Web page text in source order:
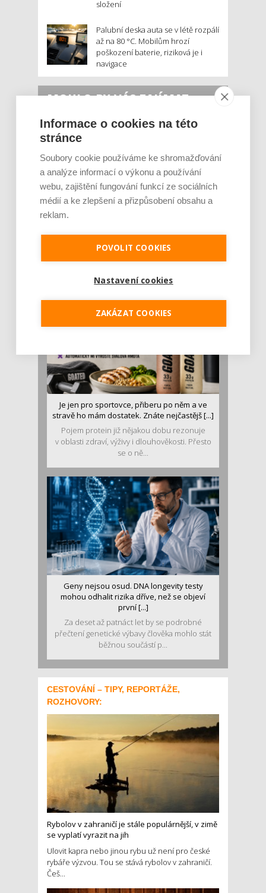
složení
Palubní deska auta se v létě rozpálí
až na 80 °C. Mobilům hrozí
poškození baterie, riziková je i
navigace
MOHLO BY VÁS ZAJÍMAT:
které v létě pomáhají hormonům a ulevuj [...]
Léto je ideálním časem dopřát hormonům
malý restart. Čerstvé ovoce, zelenina nebo
Je jen pro sportovce, přiberu po něm a ve
stravě ho mám dostatek. Znáte nejčastějš [...]
Pojem protein již nějakou dobu rezonuje
v oblasti zdraví, výživy i dlouhověkosti. Přesto
se o ně...
Geny nejsou osud. DNA longevity testy
mohou odhalit rizika dříve, než se objeví
první [...]
Za deset až patnáct let by se podrobné
přečtení genetické výbavy člověka mohlo stát
běžnou součástí p...
CESTOVÁNÍ – TIPY, REPORTÁŽE,
ROZHOVORY:
Rybolov v zahraničí je stále populárnější, v zimě
se vyplatí vyrazit na jih
Ulovit kapra nebo jinou rybu už není pro české
rybáře výzvou. Tou se stává rybolov v zahraničí.
Češ...
Informace o cookies na této
stránce
Soubory cookie používáme ke shromažďování
a analýze informací o výkonu a používání
webu, zajištění fungování funkcí ze sociálních
médií a ke zlepšení a přizpůsobení obsahu a
reklam.
POVOLIT COOKIES
Nastavení cookies
ZAKÁZAT COOKIES